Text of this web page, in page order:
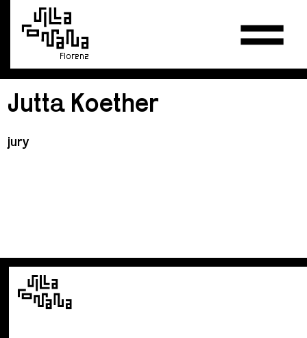
Florenz
Jutta Koether
jury